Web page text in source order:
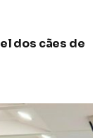
dos cães de